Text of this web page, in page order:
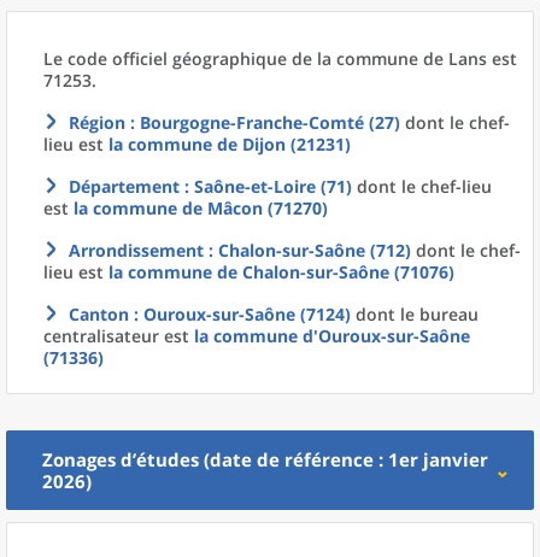
Le code officiel géographique de la commune de Lans est
71253.
Région : Bourgogne-Franche-Comté (27) dont le chef-
lieu est la commune de Dijon (21231)
Département : Saône-et-Loire (71) dont le chef-lieu
est la commune de Mâcon (71270)
Arrondissement : Chalon-sur-Saône (712) dont le chef-
lieu est la commune de Chalon-sur-Saône (71076)
Canton : Ouroux-sur-Saône (7124) dont le bureau
centralisateur est la commune d'Ouroux-sur-Saône
(71336)
Zonages d’études (date de référence : 1er janvier
2026)